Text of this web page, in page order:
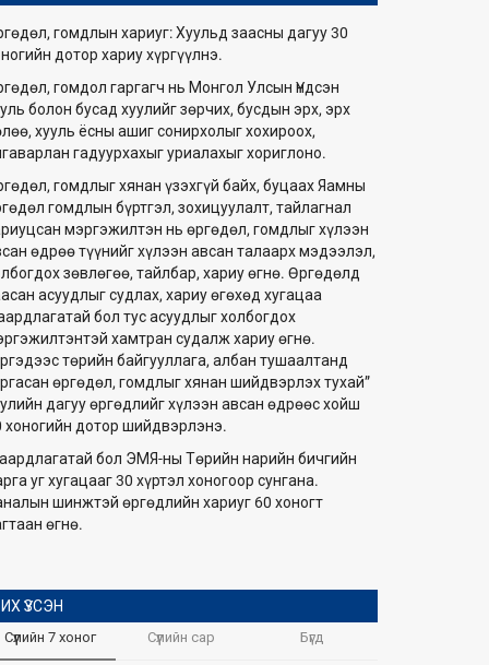
гомдлын хариуг: Хуульд заасны дагуу 30
дотор хариу хүргүүлнэ.
гомдол гаргагч нь Монгол Улсын Үндсэн
болон бусад хуулийг зөрчих, бусдын эрх, эрх
хууль ёсны ашиг сонирхолыг хохироох,
гадуурхахыг уриалахыг хориглоно.
гомдлыг хянан үзэхгүй байх, буцаах Яамны
гомдлын бүртгэл, зохицуулалт, тайлагнал
мэргэжилтэн нь өргөдөл, гомдлыг хүлээн
өдрөө түүнийг хүлээн авсан талаарх мэдээлэл,
зөвлөгөө, тайлбар, хариу өгнө. Өргөдөлд
асуудлыг судлах, хариу өгөхөд хугацаа
бол тус асуудлыг холбогдох
хамтран судалж хариу өгнө.
төрийн байгууллага, албан тушаалтанд
өргөдөл, гомдлыг хянан шийдвэрлэх тухай”
дагуу өргөдлийг хүлээн авсан өдрөөс хойш
хоногийн дотор шийдвэрлэнэ.
бол ЭМЯ-ны Төрийн нарийн бичгийн
уг хугацааг 30 хүртэл хоногоор сунгана.
шинжтэй өргөдлийн хариуг 60 хоногт
өгнө.
ИХ ҮЗСЭН
Сүүлийн 7 хоног Сүүлийн сар Бүгд